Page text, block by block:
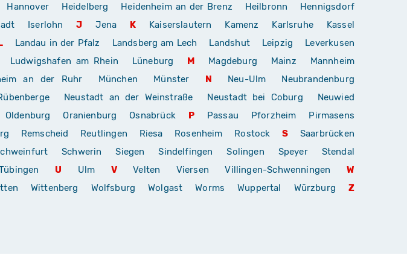
Hannover Heidelberg Heidenheim an der Brenz Heilbronn
Hennigsdorf
Iserlohn J Jena K Kaiserslautern Kamenz Karlsruhe
Kassel
Landau in der Pfalz Landsberg am Lech Landshut Leipzig
Leverkusen
Ludwigshafen am Rhein Lüneburg M Magdeburg Mainz
Mannheim
an der Ruhr München Münster N Neu-Ulm
Neubrandenburg
Neustadt an der Weinstraße Neustadt bei Coburg
Neuwied
Oldenburg Oranienburg Osnabrück P Passau Pforzheim
Pirmasens
Remscheid Reutlingen Riesa Rosenheim Rostock S
Saarbrücken
Schwerin Siegen Sindelfingen Solingen Speyer
Stendal
U Ulm V Velten Viersen Villingen-Schwenningen
W
Wittenberg Wolfsburg Wolgast Worms Wuppertal Würzburg
Z